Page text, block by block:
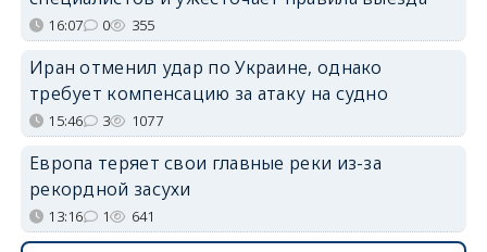
16:07 0 355
Иран отменил удар по Украине, однако
требует компенсацию за атаку на судно
15:46 3 1077
Европа теряет свои главные реки из-за
рекордной засухи
13:16 1 641